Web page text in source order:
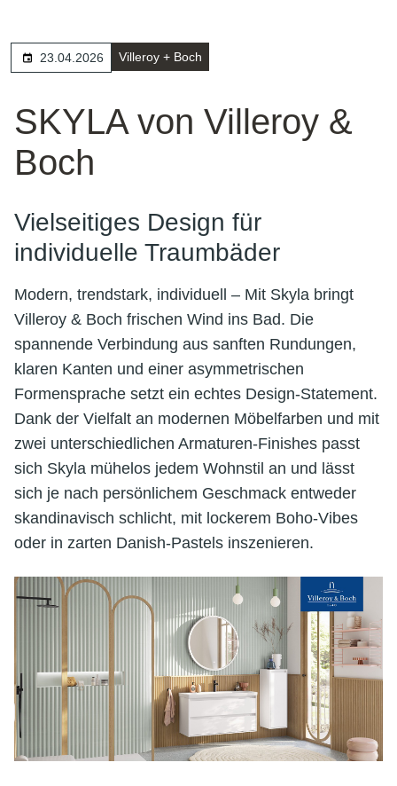
23.04.2026 Villeroy + Boch
SKYLA von Villeroy &
Boch
Vielseitiges Design für
individuelle Traumbäder
Modern, trendstark, individuell – Mit Skyla bringt
Villeroy & Boch frischen Wind ins Bad. Die
spannende Verbindung aus sanften Rundungen,
klaren Kanten und einer asymmetrischen
Formensprache setzt ein echtes Design-Statement.
Dank der Vielfalt an modernen Möbelfarben und mit
zwei unterschiedlichen Armaturen-Finishes passt
sich Skyla mühelos jedem Wohnstil an und lässt
sich je nach persönlichem Geschmack entweder
skandinavisch schlicht, mit lockerem Boho-Vibes
oder in zarten Danish-Pastels inszenieren.